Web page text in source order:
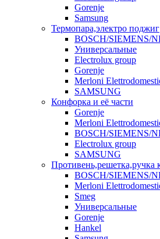
Gorenje
Samsung
Термопара,электро поджиг
BOSCH/SIEMENS/
Универсальные
Electrolux group
Gorenje
Merloni
SAMSUNG
Конфорка и её части
Gorenje
Merloni
BOSCH/SIEMENS/
Electrolux group
SAMSUNG
Противень,решетка,ручка
BOSCH/SIEMENS/
Merloni
Smeg
Универсальные
Gorenje
Hankel